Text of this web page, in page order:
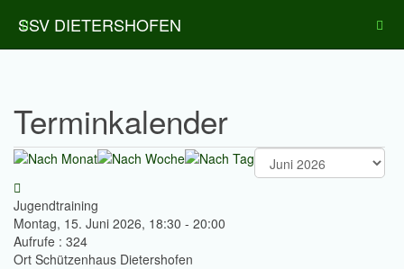
SSV DIETERSHOFEN
Terminkalender
Jugendtraining
Montag, 15. Juni 2026, 18:30 - 20:00
Aufrufe : 324
Ort Schützenhaus Dietershofen